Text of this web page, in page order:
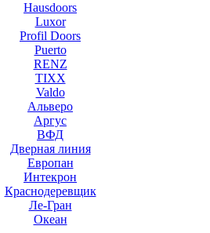
Hausdoors
Luxor
Profil Doors
Puerto
RENZ
TIXX
Valdo
Альверо
Аргус
ВФД
Дверная линия
Европан
Интекрон
Краснодеревщик
Ле-Гран
Океан